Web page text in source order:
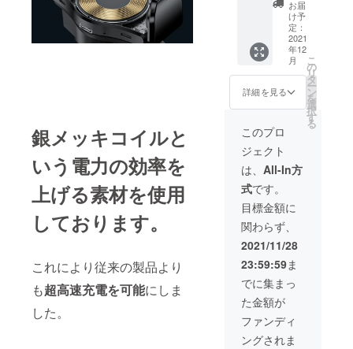
銀メッキコイルと
いう電力の効率を
上げる素材を使用
しております。
これにより従来の製品より
も超高速充電を可能にしま
した。
ご注文
状況、
使用部
材の供
給状
況、製
造工程
より出
荷時期
が遅れ
る場合
があり
ます。
定価格
12800
円から
11％オ
フ】 ※
デザイ
ン・仕
様は変
更にな
る可能
性もご
ざいま
す。ご
了承く
ださ
い。 ※
ご注文
状況、
使用部
材の供
給状
況、製
造工程
上の都
合等に
より出
お届
け予
定：
2021
年12
月
詳細を見る
こ
の
リ
タ
ー
ン
を
選
択
す
る
このプロ
ジェクト
は、 All-In方
式です。
目標金額に
関わらず、
2021/11/28
23:59:59ま
でに集まっ
た金額が
ファンディ
ングされま